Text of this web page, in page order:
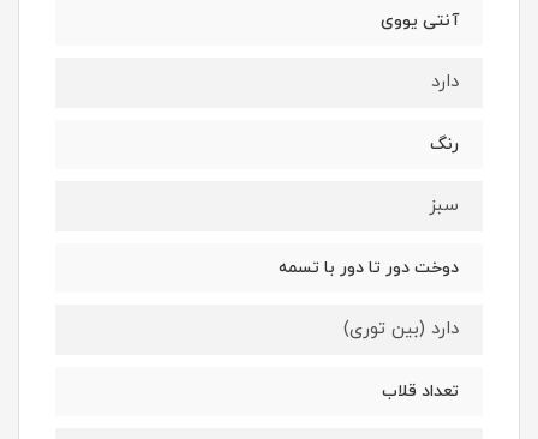
آنتی یووی
دارد
رنگ
سبز
دوخت دور تا دور با تسمه
دارد (بین توری)
تعداد قلاب